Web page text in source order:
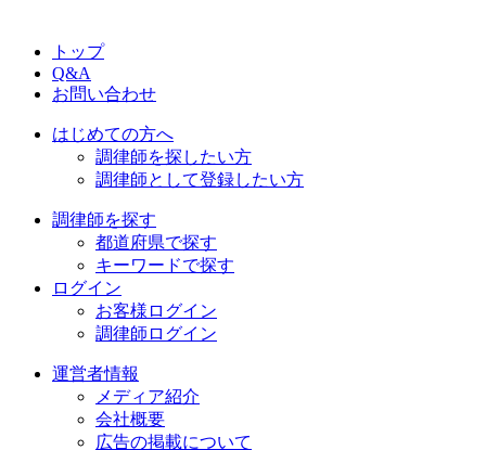
トップ
Q&A
お問い合わせ
はじめての方へ
調律師を探したい方
調律師として登録したい方
調律師を探す
都道府県で探す
キーワードで探す
ログイン
お客様ログイン
調律師ログイン
運営者情報
メディア紹介
会社概要
広告の掲載について